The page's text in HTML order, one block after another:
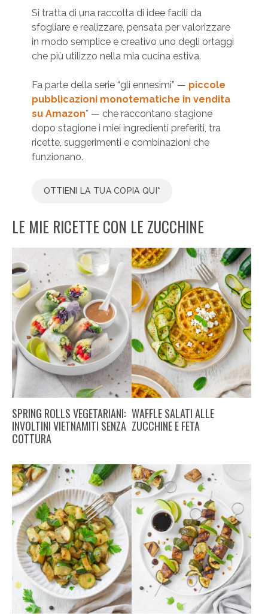
Si tratta di una raccolta di idee facili da
sfogliare e realizzare, pensata per valorizzare
in modo semplice e creativo uno degli ortaggi
che più utilizzo nella mia cucina estiva.
Fa parte della serie “gli ennesimi” — piccole
pubblicazioni monotematiche in vendita
su Amazon* — che raccontano stagione
dopo stagione i miei ingredienti preferiti, tra
ricette, suggerimenti e combinazioni che
funzionano.
OTTIENI LA TUA COPIA QUI*
LE MIE RICETTE CON LE ZUCCHINE
SPRING ROLLS VEGETARIANI:
INVOLTINI VIETNAMITI SENZA
COTTURA
WAFFLE SALATI ALLE
ZUCCHINE E FETA